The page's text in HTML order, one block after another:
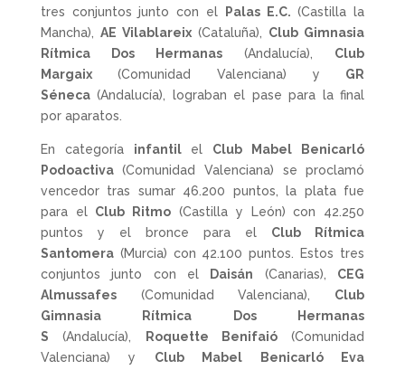
tres conjuntos junto con el
Palas E.C. (Castilla la
Mancha), AE Vilablareix(Cataluña), Club Gimnasia
Rítmica Dos Hermanas (Andalucía), Club
Margaix(Comunidad Valenciana) y GR
Séneca(Andalucía), lograban el pase para la final
por aparatos.
En categoría infantilel Club Mabel Benicarló
Podoactiva(Comunidad Valenciana) se proclamó
vencedor tras sumar 46.200 puntos, la plata fue
para el Club Ritmo (Castilla y León) con 42.250
puntos y el bronce para el Club Rítmica
Santomera(Murcia) con 42.100 puntos. Estos tres
conjuntos junto con el
Daisán (Canarias), CEG
Almussafes(Comunidad Valenciana), Club
Gimnasia Rítmica Dos Hermanas
S (Andalucía), Roquette Benifaió(Comunidad
Valenciana) y Club Mabel Benicarló Eva